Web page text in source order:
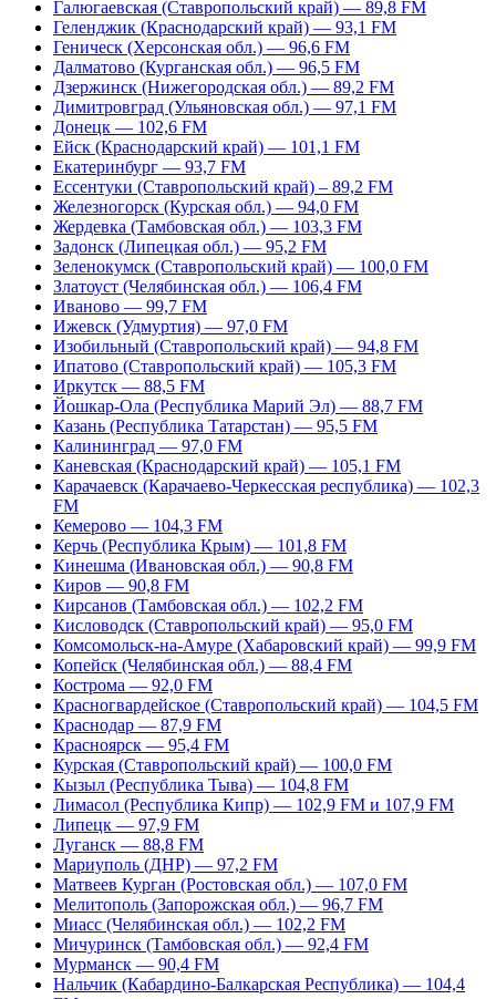
Галюгаевская (Ставропольский край) — 89,8 FM
Геленджик (Краснодарский край) — 93,1 FM
Геническ (Херсонская обл.) — 96,6 FM
Далматово (Курганская обл.) — 96,5 FM
Дзержинск (Нижегородская обл.) — 89,2 FM
Димитровград (Ульяновская обл.) — 97,1 FM
Донецк — 102,6 FM
Ейск (Краснодарский край) — 101,1 FM
Екатеринбург — 93,7 FM
Ессентуки (Ставропольский край) – 89,2 FM
Железногорск (Курская обл.) — 94,0 FM
Жердевка (Тамбовская обл.) — 103,3 FM
Задонск (Липецкая обл.) — 95,2 FM
Зеленокумск (Ставропольский край) — 100,0 FM
Златоуст (Челябинская обл.) — 106,4 FM
Иваново — 99,7 FM
Ижевск (Удмуртия) — 97,0 FM
Изобильный (Ставропольский край) — 94,8 FM
Ипатово (Ставропольский край) — 105,3 FM
Иркутск — 88,5 FM
Йошкар-Ола (Республика Марий Эл) — 88,7 FM
Казань (Республика Татарстан) — 95,5 FM
Калининград — 97,0 FM
Каневская (Краснодарский край) — 105,1 FM
Карачаевск (Карачаево-Черкесская республика) — 102,3
FM
Кемерово — 104,3 FM
Керчь (Республика Крым) — 101,8 FM
Кинешма (Ивановская обл.) — 90,8 FM
Киров — 90,8 FM
Кирсанов (Тамбовская обл.) — 102,2 FM
Кисловодск (Ставропольский край) — 95,0 FM
Комсомольск-на-Амуре (Хабаровский край) — 99,9 FM
Копейск (Челябинская обл.) — 88,4 FM
Кострома — 92,0 FM
Красногвардейское (Ставропольский край) — 104,5 FM
Краснодар — 87,9 FM
Красноярск — 95,4 FM
Курская (Ставропольский край) — 100,0 FM
Кызыл (Республика Тыва) — 104,8 FM
Лимасол (Республика Кипр) — 102,9 FM и 107,9 FM
Липецк — 97,9 FM
Луганск — 88,8 FM
Мариуполь (ДНР) — 97,2 FM
Матвеев Курган (Ростовская обл.) — 107,0 FM
Мелитополь (Запорожская обл.) — 96,7 FM
Миасс (Челябинская обл.) — 102,2 FM
Мичуринск (Тамбовская обл.) — 92,4 FM
Мурманск — 90,4 FM
Нальчик (Кабардино-Балкарская Республика) — 104,4